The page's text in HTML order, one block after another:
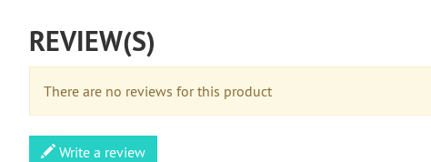
REVIEW(S)
There are no reviews for this product
Write a review